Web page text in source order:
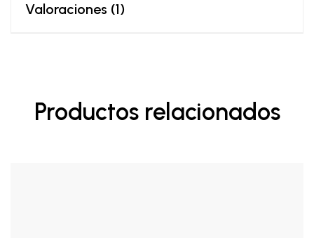
Valoraciones (1)
Productos relacionados